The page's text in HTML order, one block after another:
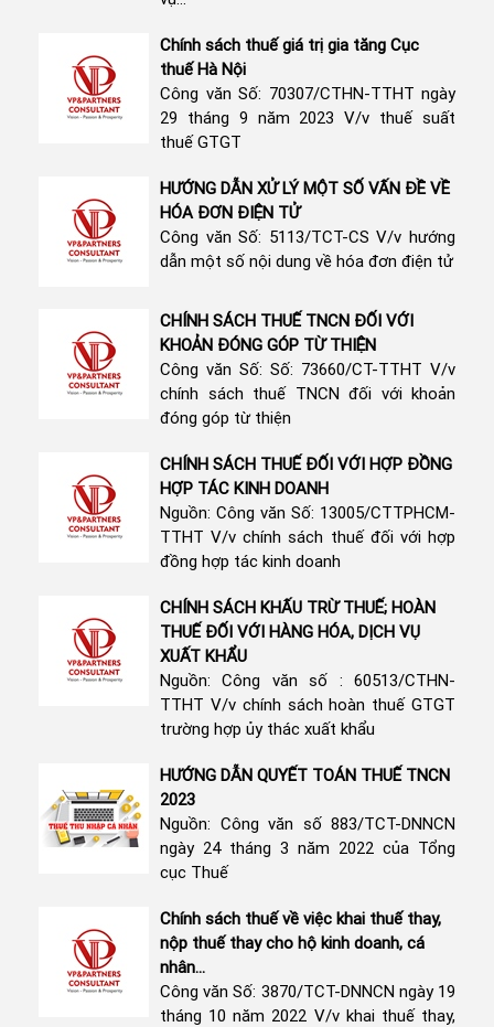
Chính sách thuế giá trị gia tăng Cục
thuế Hà Nội
Công văn Số: 70307/CTHN-TTHT ngày
29 tháng 9 năm 2023 V/v thuế suất
thuế GTGT
HƯỚNG DẪN XỬ LÝ MỘT SỐ VẤN ĐỀ VỀ
HÓA ĐƠN ĐIỆN TỬ
Công văn Số: 5113/TCT-CS V/v hướng
dẫn một số nội dung về hóa đơn điện tử
CHÍNH SÁCH THUẾ TNCN ĐỐI VỚI
KHOẢN ĐÓNG GÓP TỪ THIỆN
Công văn Số: Số: 73660/CT-TTHT V/v
chính sách thuế TNCN đối với khoản
đóng góp từ thiện
CHÍNH SÁCH THUẾ ĐỐI VỚI HỢP ĐỒNG
HỢP TÁC KINH DOANH
Nguồn: Công văn Số: 13005/CTTPHCM-
TTHT V/v chính sách thuế đối với hợp
đồng hợp tác kinh doanh
CHÍNH SÁCH KHẤU TRỪ THUẾ; HOÀN
THUẾ ĐỐI VỚI HÀNG HÓA, DỊCH VỤ
XUẤT KHẨU
Nguồn: Công văn số : 60513/CTHN-
TTHT V/v chính sách hoàn thuế GTGT
trường hợp ủy thác xuất khẩu
HƯỚNG DẪN QUYẾT TOÁN THUẾ TNCN
2023
Nguồn: Công văn số 883/TCT-DNNCN
ngày 24 tháng 3 năm 2022 của Tổng
cục Thuế
Chính sách thuế về việc khai thuế thay,
nộp thuế thay cho hộ kinh doanh, cá
nhân...
Công văn Số: 3870/TCT-DNNCN ngày 19
tháng 10 năm 2022 V/v khai thuế thay,